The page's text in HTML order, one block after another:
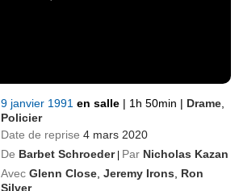
9 janvier 1991en salle | 1h 50min | Drame
Policier
Date de reprise 4 mars 2020
De Barbet Schroeder | Par Nicholas Kazan
Avec Glenn Close ,Jeremy Irons
Ron
Silver